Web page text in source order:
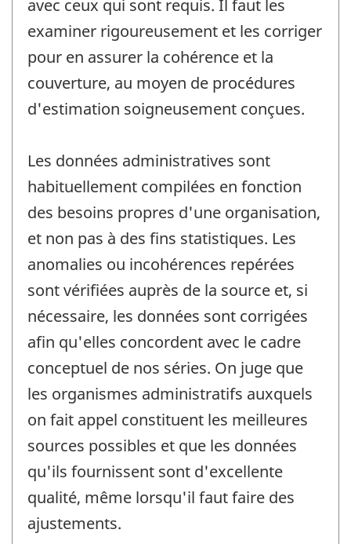
avec ceux qui sont requis. Il faut les
examiner rigoureusement et les corriger
pour en assurer la cohérence et la
couverture, au moyen de procédures
d'estimation soigneusement conçues.
Les données administratives sont
habituellement compilées en fonction
des besoins propres d'une organisation,
et non pas à des fins statistiques. Les
anomalies ou incohérences repérées
sont vérifiées auprès de la source et, si
nécessaire, les données sont corrigées
afin qu'elles concordent avec le cadre
conceptuel de nos séries. On juge que
les organismes administratifs auxquels
on fait appel constituent les meilleures
sources possibles et que les données
qu'ils fournissent sont d'excellente
qualité, même lorsqu'il faut faire des
ajustements.